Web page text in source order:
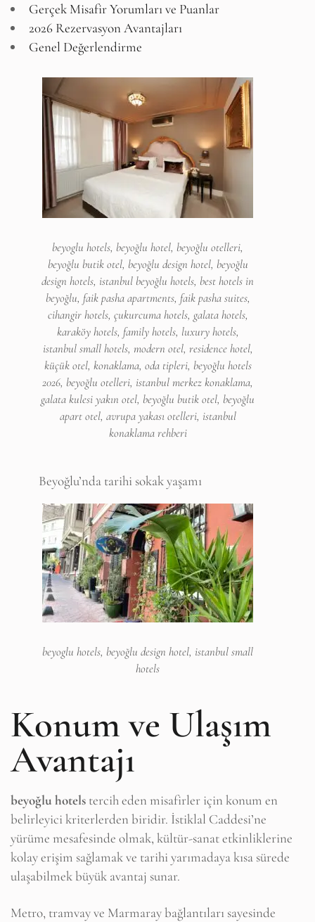
Gerçek Misafir Yorumları ve Puanlar
2026 Rezervasyon Avantajları
Genel Değerlendirme
beyoglu hotels, beyoğlu hotel, beyoğlu otelleri,
beyoğlu butik otel, beyoğlu design hotel, beyoğlu
design hotels, istanbul beyoğlu hotels, best hotels in
beyoğlu, faik pasha apartments, faik pasha suites,
cihangir hotels, çukurcuma hotels, galata hotels,
karaköy hotels, family hotels, luxury hotels,
istanbul small hotels, modern otel, residence hotel,
küçük otel, konaklama, oda tipleri, beyoğlu hotels
2026, beyoğlu otelleri, istanbul merkez konaklama,
galata kulesi yakın otel, beyoğlu butik otel, beyoğlu
apart otel, avrupa yakası otelleri, istanbul
konaklama rehberi
Beyoğlu’nda tarihi sokak yaşamı
beyoglu hotels, beyoğlu design hotel, istanbul small
hotels
Konum ve Ulaşım
Avantajı
beyoğlu hotels tercih eden misafirler için konum en
belirleyici kriterlerden biridir. İstiklal Caddesi’ne
yürüme mesafesinde olmak, kültür-sanat etkinliklerine
kolay erişim sağlamak ve tarihi yarımadaya kısa sürede
ulaşabilmek büyük avantaj sunar.
Metro, tramvay ve Marmaray bağlantıları sayesinde